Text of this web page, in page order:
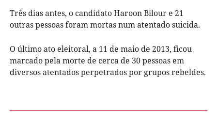
Três dias antes, o candidato Haroon Bilour e 21
outras pessoas foram mortas num atentado suicida.
O último ato eleitoral, a 11 de maio de 2013, ficou
marcado pela morte de cerca de 30 pessoas em
diversos atentados perpetrados por grupos rebeldes.